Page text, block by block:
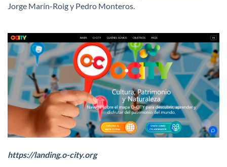
Jorge Marín-Roigy Pedro Monteros.
https://landing.o-city.org